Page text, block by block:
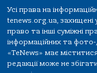
Усі права на
tenews.org.ua, захищені
право та інші суміжні
інформаційних та фото-
«TeNews» має
редакції може не